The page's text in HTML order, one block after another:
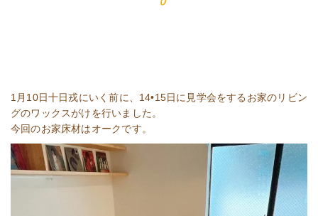
1月10日十日戎にいく前に、14•15日に見学会をするお家のリビン
グのワックスがけを行いました。
今回のお家床材はオークです。